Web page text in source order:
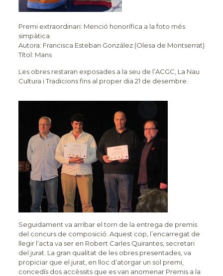
Premi extraordinari: Menció honorífica a la foto més
simpàtica
Autora: Francisca Esteban González (Olesa de Montserrat)
Títol: Mans
Les obres restaran exposades a la seu de l’ACGC, La Nau
Cultura i Tradicions fins al proper dia 21 de desembre.
Seguidament va arribar el torn de la entrega de premis
del concurs de composició. Aquest cop, l’encarregat de
llegir l’acta va ser en Robert Carles Quirantes, secretari
del jurat. La gran qualitat de les obres presentades, va
propiciar que el jurat, en lloc d’atorgar un sol premi,
concedís dos accèssits que es van anomenar Premis a la